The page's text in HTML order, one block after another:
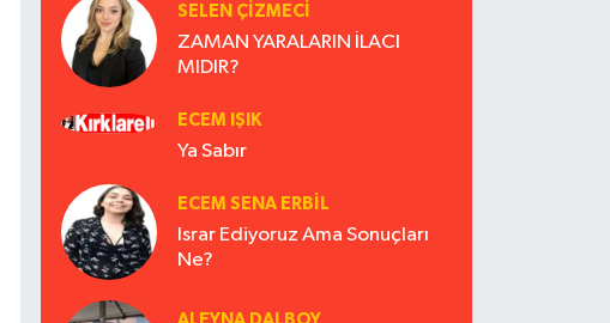
SELEN ÇİZMECİ
ZAMAN YARALARIN İLACI
MIDIR?
ECEM IŞIK
Ya Sabır
ECEM SENA ERBIL
Israr Ediyoruz Ama Sonuçları
Ne?